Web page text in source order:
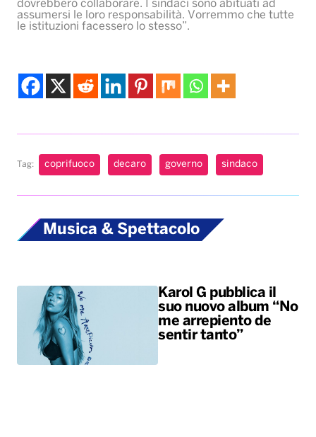
dovrebbero collaborare. I sindaci sono abituati ad
assumersi le loro responsabilità. Vorremmo che tutte
le istituzioni facessero lo stesso”.
Tag: coprifuoco decaro governo sindaco
Musica & Spettacolo
Karol G pubblica il
suo nuovo album “No
me arrepiento de
sentir tanto”